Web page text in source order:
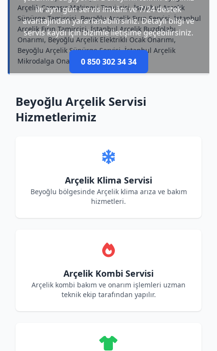
ile aynı gün servis imkânı ve 7/24 destek
avantajından yararlanabilirsiniz. Detaylı bilgi ve
servis kaydı için bizimle iletişime geçebilirsiniz.
0 850 302 34 34
Arçelik Çamaşır Makinesi Tamircisi, İstanbul Arçelik
Süpürge Tamircisi, Beyoğlu Arçelik Fırın Servisi, İstanbul
Arçelik Fırın Tamircisi, İstanbul Arçelik Buzdolabı
Onarımı, Beyoğlu Arçelik Elektrikli Ocak Onarımı,
Beyoğlu Arçelik Süpürge Servisi, İstanbul Arçelik
Mikrodalga Onarımı
Beyoğlu Arçelik Servisi
Hizmetlerimiz
Arçelik Klima Servisi
Beyoğlu bölgesinde Arçelik klima arıza ve bakım
hizmetleri.
Arçelik Kombi Servisi
Arçelik kombi bakım ve onarım işlemleri uzman
teknik ekip tarafından yapılır.